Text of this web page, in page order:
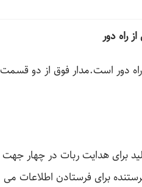
راه دور
راه دور است.مدار فوق از دو قسمت
برای هدایت ربات در چهار جهت
برای فرستادن اطلاعات می